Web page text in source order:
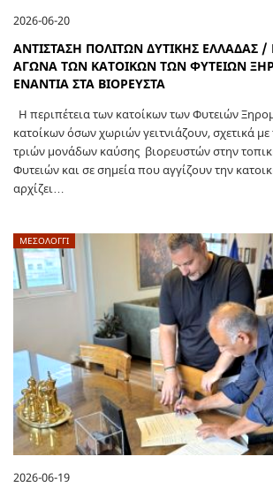
2026-06-20
ΑΝΤΙΣΤΑΣΗ ΠΟΛΙΤΩΝ ΔΥΤΙΚΗΣ ΕΛΛΑΔΑΣ /
ΑΓΩΝΑ ΤΩΝ ΚΑΤΟΙΚΩΝ ΤΩΝ ΦΥΤΕΙΩΝ
ΕΝΑΝΤΙΑ ΣΤΑ ΒΙΟΡΕΥΣΤΑ
Η περιπέτεια των κατοίκων των Φυτειών
κατοίκων όσων χωριών γειτνιάζουν, σχετικά
τριών μονάδων καύσης βιορευστών στην
Φυτειών και σε σημεία που αγγίζουν την
αρχίζει…
ΜΕΣΟΛΟΓΓΙ
2026-06-19